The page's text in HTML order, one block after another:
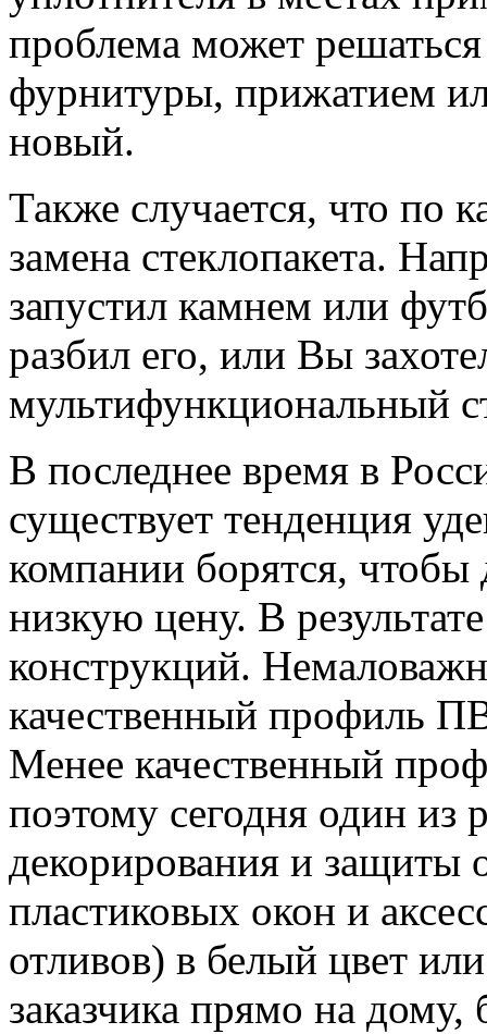
проблема может
фурнитуры, прижатием
новый.
Также случается, что по
замена стеклопакета.
запустил камнем или
разбил его, или Вы
мультифункциональный
В последнее время в
существует тенденция
компании борятся, чтобы
низкую цену. В
конструкций.
качественный профиль
Менее качественный
поэтому сегодня один из
декорирования и защиты
пластиковых окон и
отливов) в белый цвет
заказчика прямо на дому,